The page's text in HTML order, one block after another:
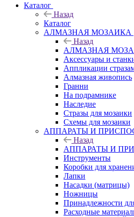
Каталог
Назад
Каталог
АЛМАЗНАЯ МОЗАИКА
Назад
АЛМАЗНАЯ
Аксессуары и
Аппликации
Алмазная живопись
Гранни
На подрамнике
Наследие
Стразы для мозаики
Схемы для мозаики
АППАРАТЫ И
Назад
АППАРАТЫ И
Инструменты
Коробки для
Лапки
Насадки (матрицы)
Ножницы
Принадлежности
Расходные